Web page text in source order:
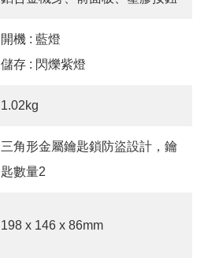
開機 : 藍燈
儲存 : 閃爍紫燈
1.02kg
三角形金屬鑰匙鎖防盜設計，鑰
匙數量2
198 x 146 x 86mm